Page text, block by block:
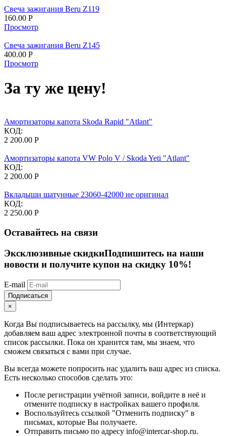
Свеча зажигания Beru Z119
160.00 Р
Просмотр
Свеча зажигания Beru Z145
400.00 Р
Просмотр
За ту же цену!
Амортизаторы капота Skoda Rapid "Atlant"
КОД:
2 200.00 Р
Амортизаторы капота VW Polo V / Skoda Yeti "Atlant"
КОД:
2 200.00 Р
Вкладыши шатунные 23060-42000 не оригинал
КОД:
2 250.00 Р
Оставайтесь на связи
Эксклюзивные скидкиПодпишитесь на наши
новости и получите купон на скидку 10%!
E-mail
Подписаться
×
Когда Вы подписываетесь на рассылку, мы (Интеркар)
добавляем ваш адрес электронной почты в соответствующий
список рассылки. Пока он хранится там, мы знаем, что
сможем связаться с вами при случае.
Вы всегда можете попросить нас удалить ваш адрес из списка.
Есть несколько способов сделать это:
После регистрации учётной записи, войдите в неё и
отмените подписку в настройках вашего профиля.
Воспользуйтесь ссылкой "Отменить подписку" в
письмах, которые Вы получаете.
Отправить письмо по адресу info@intercar-shop.ru.